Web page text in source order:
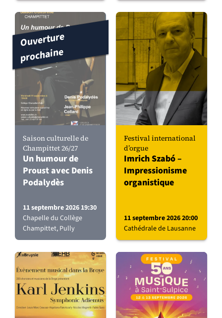
Saison culturelle de
Champittet 26/27
Un humour de
Proust avec Denis
Podalydès
11 septembre 2026 19:30
Chapelle du Collège
Champittet, Pully
Ouverture
prochaine
Festival international
d’orgue
Imrich Szabó –
Impressionisme
organistique
11 septembre 2026 20:00
Cathédrale de Lausanne